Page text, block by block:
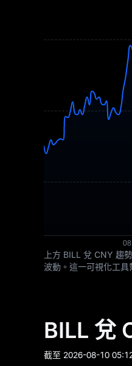
上方 BILL 兌 CNY 趨
波動。這一可視化工具
BILL 兌
截至 2026-08-10